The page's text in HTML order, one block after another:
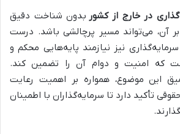
در خارج از کشور بدون شناخت دقیق
آن، می‌تواند مسیر پرچالشی باشد. درست
نیز نیازمند پایه‌هایی محکم و
که امنیت و دوام آن را تضمین کند.
این موضوع، همواره بر اهمیت رعایت
تأکید دارد تا سرمایه‌گذاران با اطمینان